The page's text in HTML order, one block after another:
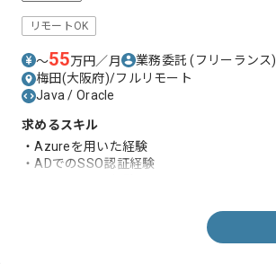
リモートOK
〜55万円／月 業務委託(フリーランス)
梅田(大阪府)/フルリモート
Java / Oracle
求めるスキル
・Azureを用いた経験
・ADでのSSO認証経験